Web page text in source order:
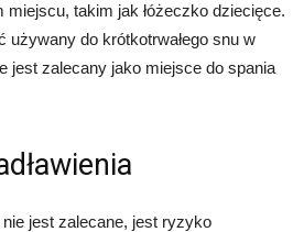
miejscu, takim jak łóżeczko dziecięce.
używany do krótkotrwałego snu w
jest zalecany jako miejsce do spania
jest zalecane, jest ryzyko